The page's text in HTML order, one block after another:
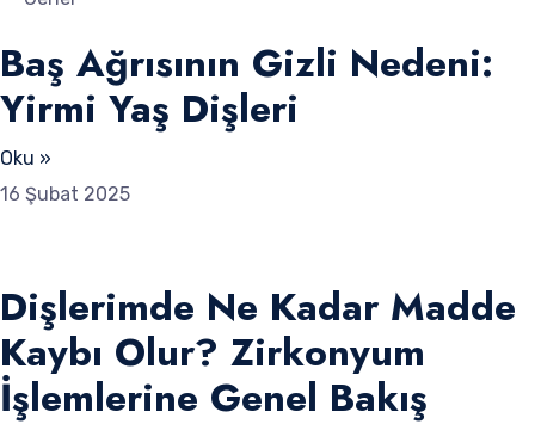
Baş Ağrısının Gizli Nedeni:
Yirmi Yaş Dişleri
Oku »
16 Şubat 2025
Dişlerimde Ne Kadar Madde
Kaybı Olur? Zirkonyum
İşlemlerine Genel Bakış